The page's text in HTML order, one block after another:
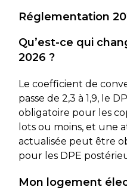
Réglementation
Qu’est-ce qui
2026 ?
Le coefficient de
passe de 2,3 à 1,9, le
obligatoire pour les
lots ou moins, et une
actualisée peut être
pour les DPE
Mon logement